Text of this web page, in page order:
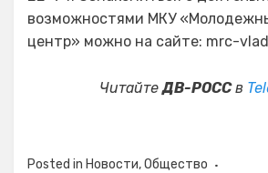
возможностями МКУ
центр» можно на сайте: mrc-
ЧитайтеДВ-РОССв
Posted in Новости,Общество